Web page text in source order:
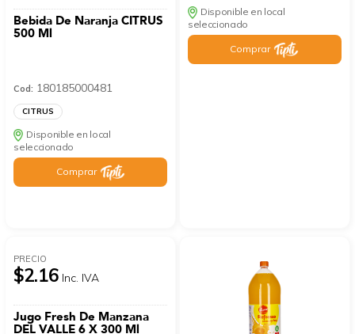
Bebida De Naranja CITRUS
500 Ml
Cod: 180185000481
CITRUS
Disponible en local
seleccionado
Comprar
Disponible en local
seleccionado
Comprar
PRECIO
$2.16 Inc. IVA
Jugo Fresh De Manzana
DEL VALLE 6 X 300 Ml